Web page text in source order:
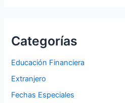
Categorías
Educación Financiera
Extranjero
Fechas Especiales